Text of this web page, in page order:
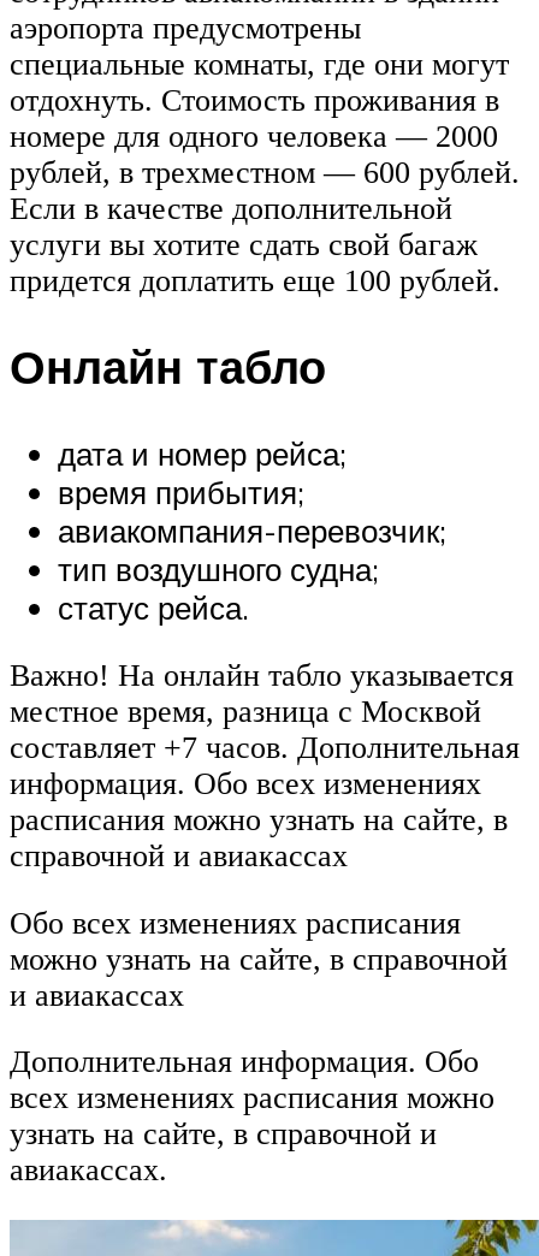
аэропорта предусмотрены
специальные комнаты, где они могут
отдохнуть. Стоимость проживания в
номере для одного человека — 2000
рублей, в трехместном — 600 рублей.
Если в качестве дополнительной
услуги вы хотите сдать свой багаж
придется доплатить еще 100 рублей.
Онлайн табло
дата и номер рейса;
время прибытия;
авиакомпания-перевозчик;
тип воздушного судна;
статус рейса.
Важно! На онлайн табло указывается
местное время, разница с Москвой
составляет +7 часов. Дополнительная
информация. Обо всех изменениях
расписания можно узнать на сайте, в
справочной и авиакассах
Обо всех изменениях расписания
можно узнать на сайте, в справочной
и авиакассах
Дополнительная информация. Обо
всех изменениях расписания можно
узнать на сайте, в справочной и
авиакассах.